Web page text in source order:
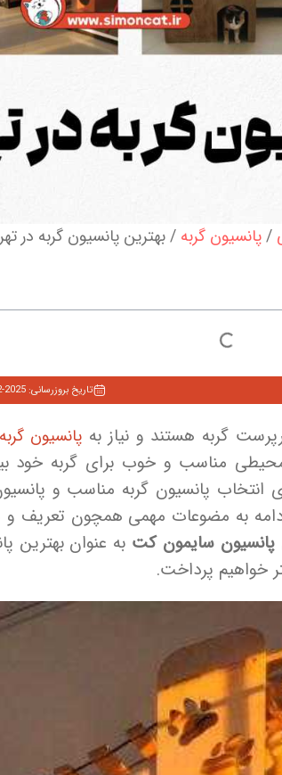
پانسیون گربه
بهترین پانسیون گربه در
تاریخ بروزرسانی: 2025-12-23
گربه هستند و نیاز به پانسیون گربه
مناسب و خوب برای گربه خود
انتخاب پانسیون گربه مناسب و
به مضوعات مهمی همچون تعریف
پانسیون سایمون کت به عنوان بهترین
خواهیم پرداخت.